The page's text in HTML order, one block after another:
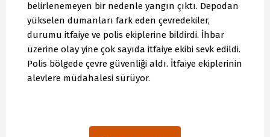
belirlenemeyen bir nedenle yangın çıktı. Depodan
yükselen dumanları fark eden çevredekiler,
durumu itfaiye ve polis ekiplerine bildirdi. İhbar
üzerine olay yine çok sayıda itfaiye ekibi sevk edildi.
Polis bölgede çevre güvenliği aldı. İtfaiye ekiplerinin
alevlere müdahalesi sürüyor.